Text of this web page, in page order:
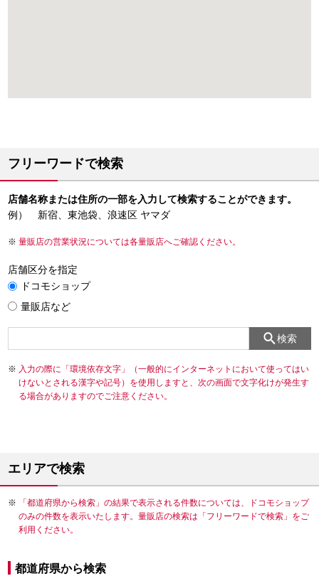
フリーワードで検索
店舗名称または住所の一部を入力して検索することができます。
例） 新宿、東池袋、浪速区 ヤマダ
量販店の営業状況については各量販店へご確認ください。
店舗区分を指定
ドコモショップ
量販店など
検索
入力の際に「環境依存文字」（一般的にインターネットにおいて使ってはい
けないとされる漢字や記号）を使用しますと、次の画面で文字化けが発生す
る場合がありますのでご注意ください。
エリアで検索
「都道府県から検索」の結果で表示される件数については、ドコモショップ
のみの件数を表示いたします。量販店の検索は「フリーワードで検索」をご
利用ください。
都道府県から検索